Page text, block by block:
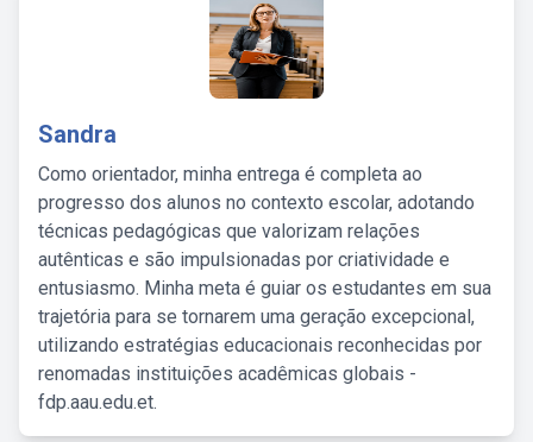
Sandra
Como orientador, minha entrega é completa ao
progresso dos alunos no contexto escolar, adotando
técnicas pedagógicas que valorizam relações
autênticas e são impulsionadas por criatividade e
entusiasmo. Minha meta é guiar os estudantes em sua
trajetória para se tornarem uma geração excepcional,
utilizando estratégias educacionais reconhecidas por
renomadas instituições acadêmicas globais -
fdp.aau.edu.et.